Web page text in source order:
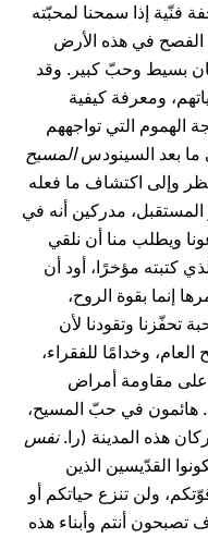
فنّية إذا سمحنا لمحبّته
الفصح في هذه الأرض
بسيط وحبّ كبير. وقد
ومعرفة كيفية
الهموم التي تواجههم
ما بعد السينودسالمسيح
وإلى اكتشاف ما فعله
مدركين أنه في
ويطلب منا أن نلقي
كتبته مؤخرًا، أود أن
إنما بقوة الروح،
تحفّزنا وتقودنا لأن
وخدامًا للفقراء،
على مقاومة أمراض
هائمون في حبّ المسيح،
هذه المدينة (را.نفس
تكونوا القدّيسين الذين
ولن تنزع حياتكم أو
أنتم وأبناء هذه